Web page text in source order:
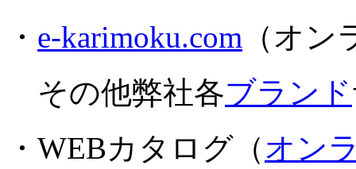
・ e-karimoku.com （オ
その他弊社各ブランド
・WEBカタログ（オン